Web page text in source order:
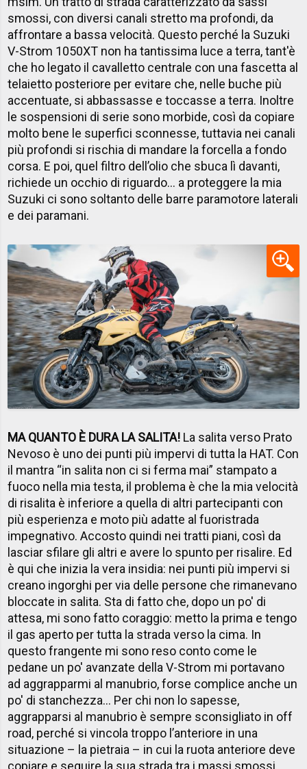
smossi, con diversi canali stretto ma profondi, da
affrontare a bassa velocità. Questo perché la Suzuki
V-Strom 1050XT non ha tantissima luce a terra, tant'è
che ho legato il cavalletto centrale con una fascetta al
telaietto posteriore per evitare che, nelle buche più
accentuate, si abbassasse e toccasse a terra. Inoltre
le sospensioni di serie sono morbide, così da copiare
molto bene le superfici sconnesse, tuttavia nei canali
più profondi si rischia di mandare la forcella a fondo
corsa. E poi, quel filtro dell’olio che sbuca lì davanti,
richiede un occhio di riguardo… a proteggere la mia
Suzuki ci sono soltanto delle barre paramotore laterali
e dei paramani.
MA QUANTO È DURA LA SALITA! La salita verso Prato
Nevoso è uno dei punti più impervi di tutta la HAT. Con
il mantra “in salita non ci si ferma mai” stampato a
fuoco nella mia testa, il problema è che la mia velocità
di risalita è inferiore a quella di altri partecipanti con
più esperienza e moto più adatte al fuoristrada
impegnativo. Accosto quindi nei tratti piani, così da
lasciar sfilare gli altri e avere lo spunto per risalire. Ed
è qui che inizia la vera insidia: nei punti più impervi si
creano ingorghi per via delle persone che rimanevano
bloccate in salita. Sta di fatto che, dopo un po' di
attesa, mi sono fatto coraggio: metto la prima e tengo
il gas aperto per tutta la strada verso la cima. In
questo frangente mi sono reso conto come le
pedane un po' avanzate della V-Strom mi portavano
ad aggrapparmi al manubrio, forse complice anche un
po' di stanchezza... Per chi non lo sapesse,
aggrapparsi al manubrio è sempre sconsigliato in off
road, perché si vincola troppo l’anteriore in una
situazione – la pietraia – in cui la ruota anteriore deve
copiare e seguire la sua strada tra i massi smossi.